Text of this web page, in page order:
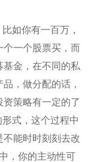
如你有一百万，
一个股票买，而
基金，在不同的私
，做分配的话，
策略有一定的了
式，这个过程中
能时时刻刻去改
，你的主动性可